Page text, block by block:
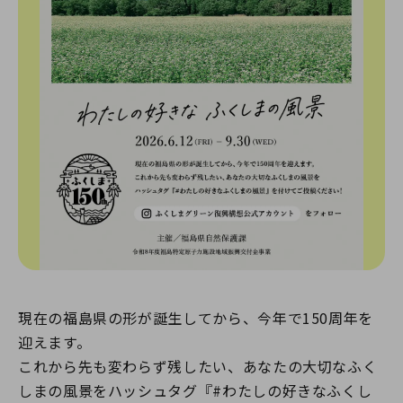
現在の福島県の形が誕生してから、今年で150周年を
迎えます。
これから先も変わらず残したい、あなたの大切なふく
しまの風景をハッシュタグ『#わたしの好きなふくし